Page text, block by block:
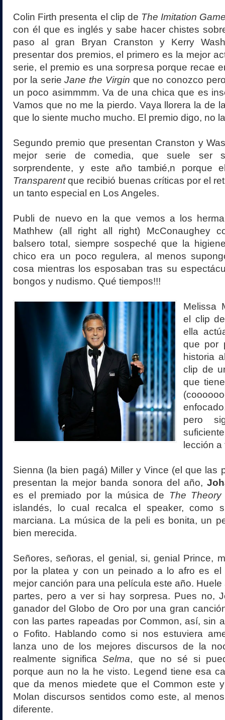
Colin Firth presenta el clip de The Imitation
con él que es inglés y sabe hacer chistes
paso al gran Bryan Cranston y Kerry
presentar dos premios, el primero es la mejor
serie, el premio es una sorpresa porque recae
por la serieJane the Virgin que no conozco
un poco asimmmm. Va de una chica que es
Vamos que no me la pierdo. Vaya llorera la de
que lo siente mucho mucho. El premio digo, no
Segundo premio que presentan Cranston y
mejor serie de comedia, que suele ser
sorprendente, y este año tambié,n porque
Transparentque recibió buenas críticas por el
un tanto especial en Los Angeles.
Publi de nuevo en la que vemos a los
Mathhew (all right all right) McConaughey
balsero total, siempre sospeché que la
chico era un poco regulera, al menos
cosa mientras los esposaban tras su
bongos y nudismo. Qué tiempos!!!
Melissa
el clip
ella
que por
historia
clip de
que
pero
lección a
Sienna (la bien pagá) Miller y Vince (el que las
presentan la mejor banda sonora del año,
es el premiado por la música de The
islandés, lo cual recalca el speaker, como
marciana. La música de la peli es bonita, un
bien merecida.
Señores, señoras, el genial, si, genial Prince,
por la platea y con un peinado a lo afro es el
mejor canción para una película este año.
partes, pero a ver si hay sorpresa. Pues no,
ganador del Globo de Oro por una gran
con las partes rapeadas por Common, así, sin
o Fofito. Hablando como si nos estuviera
lanza uno de los mejores discursos de la
realmente significaSelma, que no sé si
porque aun no la he visto. Legend tiene esa
que da menos miedete que el Common este
Molan discursos sentidos como este, al
diferente.